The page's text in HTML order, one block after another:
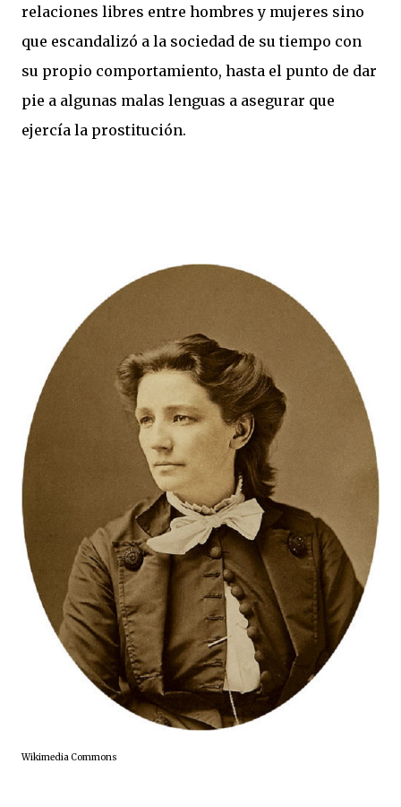
relaciones libres entre hombres y mujeres sino
que escandalizó a la sociedad de su tiempo con
su propio comportamiento, hasta el punto de dar
pie a algunas malas lenguas a asegurar que
ejercía la prostitución.
Wikimedia Commons